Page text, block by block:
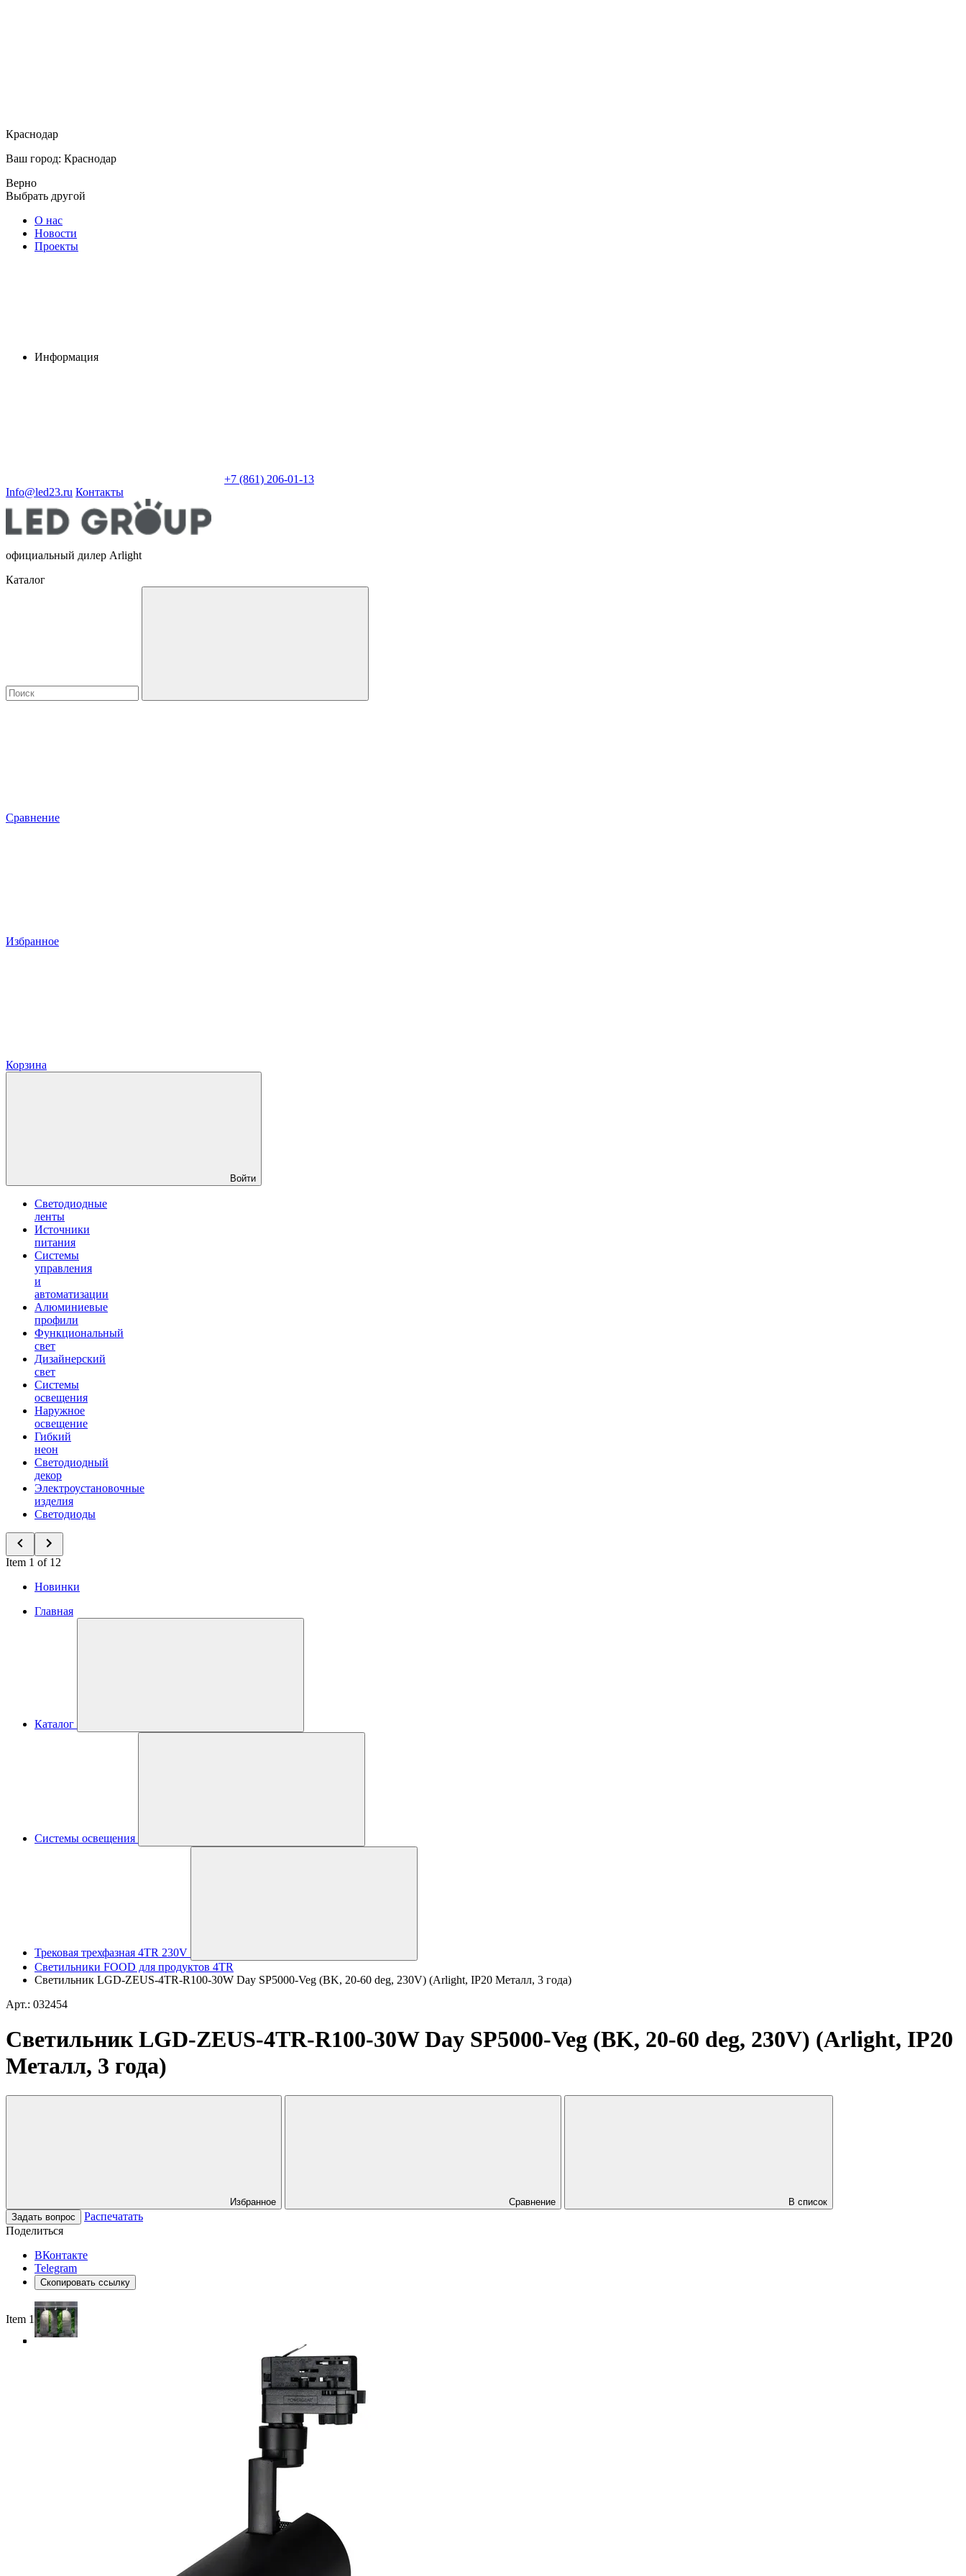
Краснодар
Ваш город: Краснодар
Верно
Выбрать другой
О нас
Новости
Проекты
Информация
+7 (861) 206-01-13
Info@led23.ru Контакты
официальный дилер Arlight
Каталог
Сравнение
Избранное
Корзина
Войти
Светодиодные
ленты
Источники
питания
Системы
управления
и
автоматизации
Алюминиевые
профили
Функциональный
свет
Дизайнерский
свет
Системы
освещения
Наружное
освещение
Гибкий
неон
Светодиодный
декор
Электроустановочные
изделия
Светодиоды
Item 1 of 12
Новинки
Главная
Каталог
Системы освещения
Трековая трехфазная 4TR 230V
Светильники FOOD для продуктов 4TR
Светильник LGD-ZEUS-4TR-R100-30W Day SP5000-Veg (BK, 20-60 deg, 230V) (Arlight, IP20 Металл, 3 года)
Арт.: 032454
Светильник LGD-ZEUS-4TR-R100-30W Day SP5000-Veg (BK, 20-60 deg, 230V) (Arlight, IP20
Металл, 3 года)
Избранное Сравнение
В список
Задать вопрос
Распечатать
Поделиться
ВКонтакте
Telegram
Скопировать ссылку
Item 1 of 4